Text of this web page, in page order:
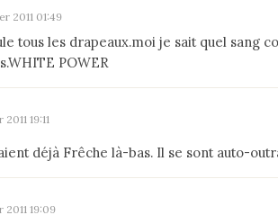
2011 01:49
tous les drapeaux.moi je sait quel sang
POWER
19:11
déjà Frêche là-bas. Il se sont auto-
2011 19:09